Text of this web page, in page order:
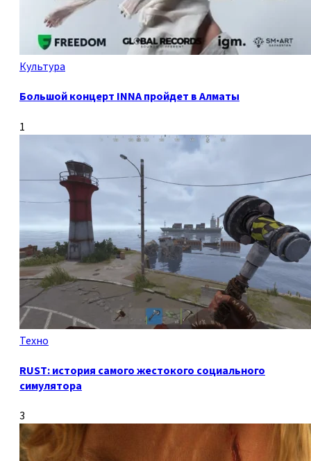
Культура
Большой концерт INNA пройдет в Алматы
1
Техно
RUST: история самого жестокого социального
симулятора
3